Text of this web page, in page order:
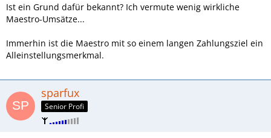
Ist ein Grund dafür bekannt? Ich vermute wenig wirkliche
Maestro-Umsätze...
Immerhin ist die Maestro mit so einem langen Zahlungsziel ein
Alleinstellungsmerkmal.
sparfux
Senior Profi